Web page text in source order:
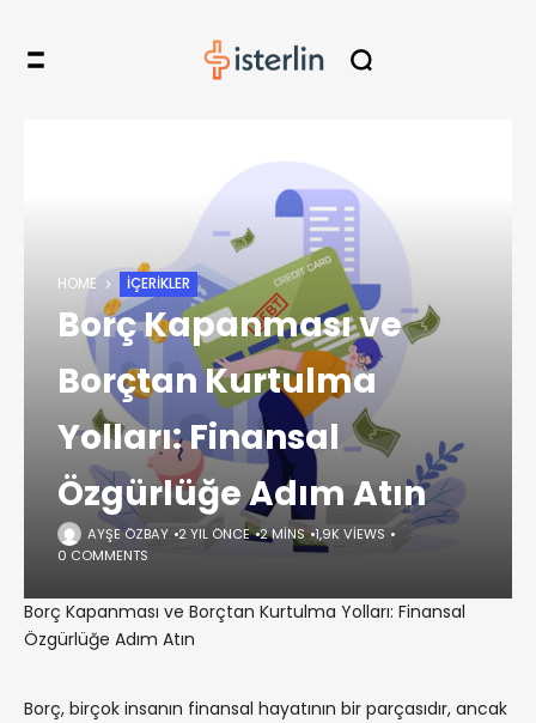
HOME İÇERIKLER
Borç Kapanması ve
Borçtan Kurtulma
Yolları: Finansal
Özgürlüğe Adım Atın
AYŞE ÖZBAY 2 YIL ÖNCE 2 MINS 1,9K VIEWS
0 COMMENTS
Borç Kapanması ve Borçtan Kurtulma Yolları: Finansal
Özgürlüğe Adım Atın
Borç, birçok insanın finansal hayatının bir parçasıdır, ancak